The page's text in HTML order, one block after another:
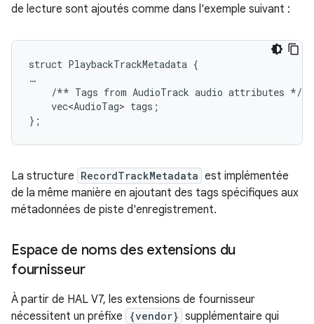
de lecture sont ajoutés comme dans l'exemple suivant :
struct PlaybackTrackMetadata {
…
    /** Tags from AudioTrack audio attributes */
    vec<AudioTag> tags;
La structure RecordTrackMetadata est implémentée
de la même manière en ajoutant des tags spécifiques aux
métadonnées de piste d'enregistrement.
Espace de noms des extensions du
fournisseur
À partir de HAL V7, les extensions de fournisseur
nécessitent un préfixe
{vendor} supplémentaire qui